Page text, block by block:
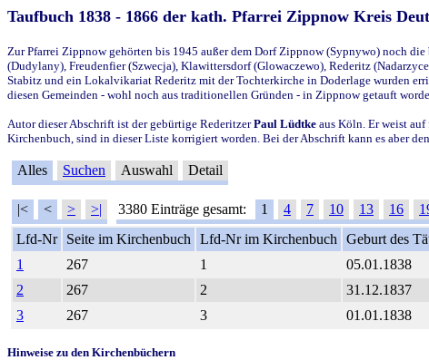
Taufbuch 1838 - 1866 der kath. Pfarrei Zippnow Kreis
Zur Pfarrei Zippnow gehörten bis 1945 außer dem Dorf Zippnow (Sypnywo) noch
(Dudylany), Freudenfier (Szwecja), Klawittersdorf (Glowaczewo), Rederitz
Stabitz und ein Lokalvikariat Rederitz mit der Tochterkirche in Doderlage wurden
diesen Gemeinden - wohl noch aus traditionellen Gründen - in Zippnow getauft
Autor dieser Abschrift ist der gebürtige RederitzerPaul Lüdtke aus Köln. Er weist
Kirchenbuch, sind in dieser Liste korrigiert worden. Bei der Abschrift kann es aber
Alles Suchen Auswahl Detail
|< < > >| 3380 Einträge gesamt: 1 4 7 10 13 16
Lfd-Nr
Seite im Kirchenbuch Lfd-Nr im Kirchenbuch Geburt des
1
267 1 05.01.1838
2
267 2 31.12.1837
3
267 3 01.01.1838
Hinweise zu den Kirchenbüchern